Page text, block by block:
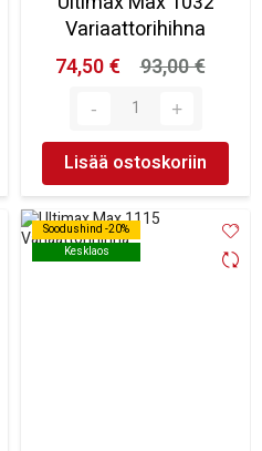
Variaattorihihna
74,50 €
93,00 €
Lisää ostoskoriin
Soodushind -20%
Kesklaos
Soodushind -20%
Kesklaos